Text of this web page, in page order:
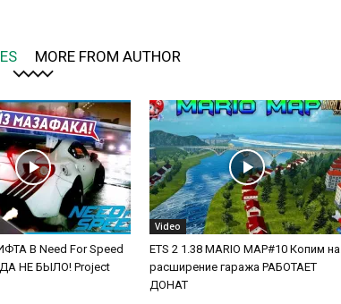
MORE FROM AUTHOR
В Need For Speed
НЕ БЫЛО! Project
Video
ETS 2 1.38 MARIO MAP#10 Копим на
расширение гаража РАБОТАЕТ
ДОНАТ